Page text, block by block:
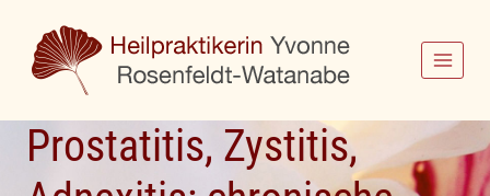
Inhalt
springen
Prostatitis, Zystitis,